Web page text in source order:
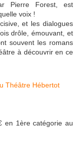
Pierre Forest, est
voix !
et les dialogues
drôle, émouvant, et
souvent les romans
à découvrir en ce
en 1ère catégorie au